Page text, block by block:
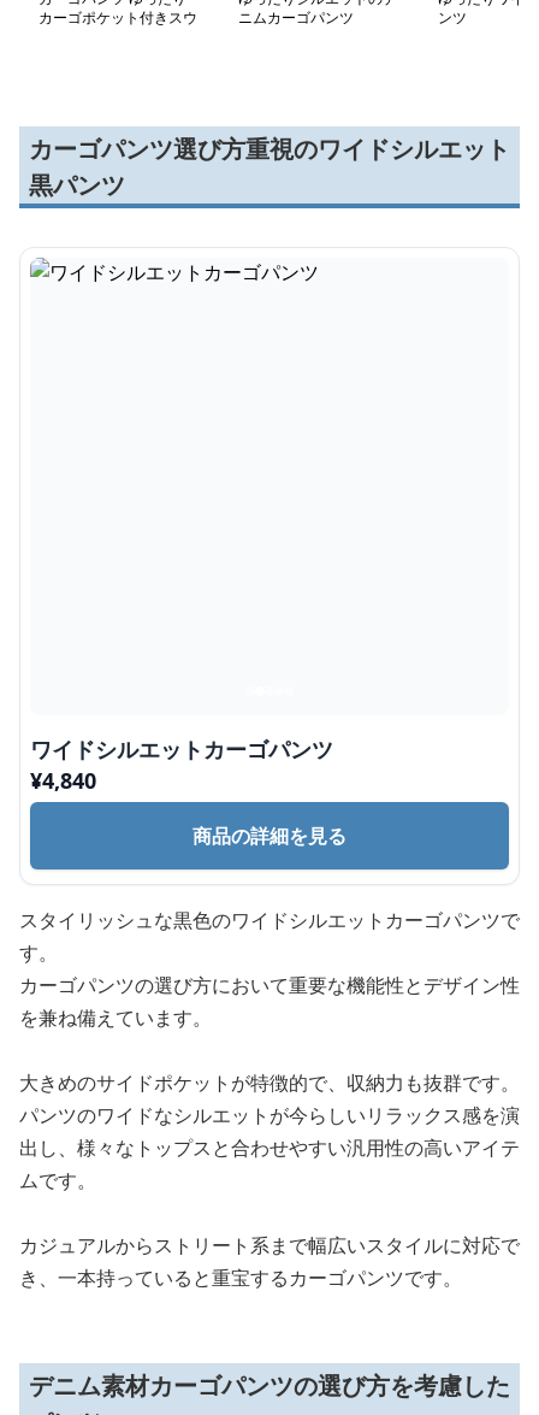
カーゴポケット付きスウ
ニムカーゴパンツ
ンツ
カーゴパンツ選び方重視のワイドシルエット
黒パンツ
ワイドシルエットカーゴパンツ
¥4,840
商品の詳細を見る
スタイリッシュな黒色のワイドシルエットカーゴパンツで
す。
カーゴパンツの選び方において重要な機能性とデザイン性
を兼ね備えています。
大きめのサイドポケットが特徴的で、収納力も抜群です。
パンツのワイドなシルエットが今らしいリラックス感を演
出し、様々なトップスと合わせやすい汎用性の高いアイテ
ムです。
カジュアルからストリート系まで幅広いスタイルに対応で
き、一本持っていると重宝するカーゴパンツです。
デニム素材カーゴパンツの選び方を考慮した